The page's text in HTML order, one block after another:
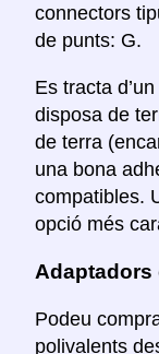
connectors
de punts: G.
Es tracta
disposa de
de terra
una bona
compatibles.
opció més
Adaptadors
Podeu
polivalents